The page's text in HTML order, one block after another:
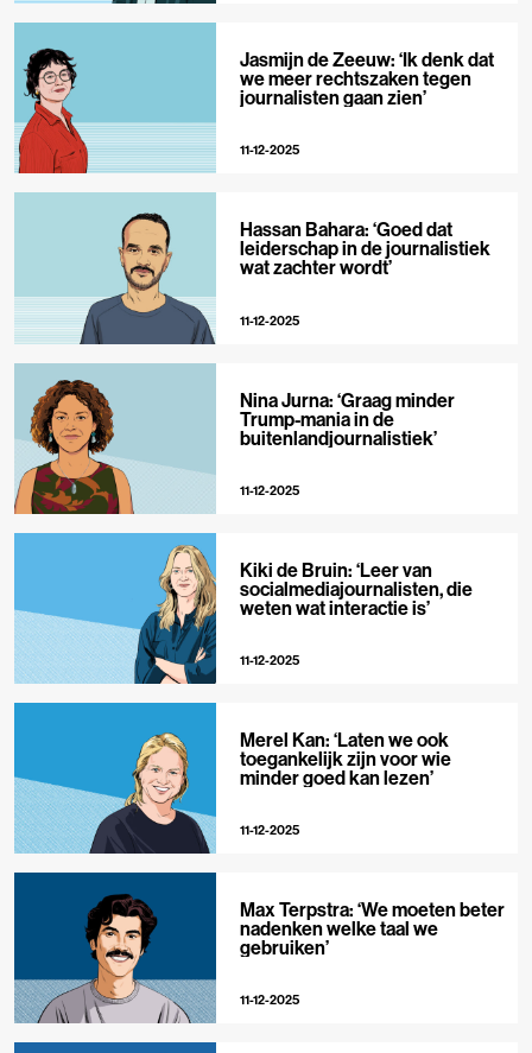
Jasmijn de Zeeuw: ‘Ik denk dat
we meer rechtszaken tegen
journalisten gaan zien’
11-12-2025
Hassan Bahara: ‘Goed dat
leiderschap in de journalistiek
wat zachter wordt’
11-12-2025
Nina Jurna: ‘Graag minder
Trump-mania in de
buitenlandjournalistiek’
11-12-2025
Kiki de Bruin: ‘Leer van
socialmediajournalisten, die
weten wat interactie is’
11-12-2025
Merel Kan: ‘Laten we ook
toegankelijk zijn voor wie
minder goed kan lezen’
11-12-2025
Max Terpstra: ‘We moeten beter
nadenken welke taal we
gebruiken’
11-12-2025